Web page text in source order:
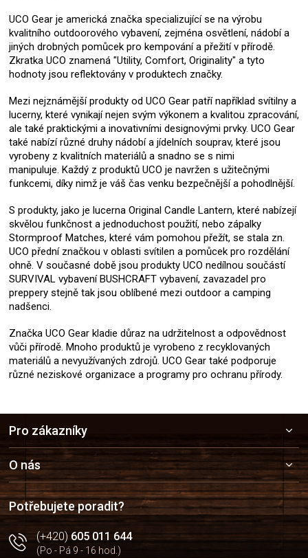
UCO Gear je americká značka specializující se na výrobu
kvalitního outdoorového vybavení, zejména osvětlení, nádobí a
jiných drobných pomůcek pro kempování a přežití v přírodě.
Zkratka UCO znamená "Utility, Comfort, Originality" a tyto
hodnoty jsou reflektovány v produktech značky.
Mezi nejznámější produkty od UCO Gear patří například svítilny a
lucerny, které vynikají nejen svým výkonem a kvalitou zpracování,
ale také praktickými a inovativními designovými prvky. UCO Gear
také nabízí různé druhy nádobí a jídelních souprav, které jsou
vyrobeny z kvalitních materiálů a snadno se s nimi
manipuluje. Každý z produktů UCO je navržen s užitečnými
funkcemi, díky nimž je váš čas venku bezpečnější a pohodlnější.
S produkty, jako je lucerna Original Candle Lantern, které nabízejí
skvělou funkčnost a jednoduchost použití, nebo zápalky
Stormproof Matches, které vám pomohou přežít, se stala zn.
UCO přední značkou v oblasti svítilen a pomůcek pro rozdělání
ohně. V současné době jsou produkty UCO nedílnou součástí
SURVIVAL vybavení BUSHCRAFT vybavení, zavazadel pro
preppery stejně tak jsou oblíbené mezi outdoor a camping
nadšenci.
Značka UCO Gear kladie důraz na udržitelnost a odpovědnost
vůči přírodě. Mnoho produktů je vyrobeno z recyklovaných
materiálů a nevyužívaných zdrojů. UCO Gear také podporuje
různé neziskové organizace a programy pro ochranu přírody.
a
t
í
Pro zákazníky
O nás
Potřebujete poradit?
(+420)605 011 644
(Po - Pá 9 - 16 hod.)